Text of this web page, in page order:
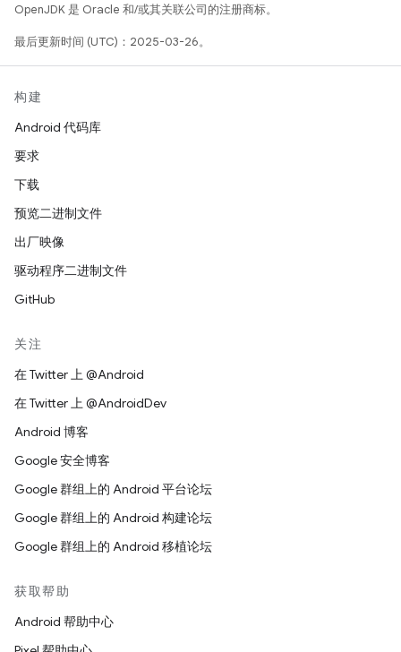
OpenJDK 是 Oracle 和/或其关联公司的注册商标。
最后更新时间 (UTC)：2025-03-26。
构建
Android 代码库
要求
下载
预览二进制文件
出厂映像
驱动程序二进制文件
GitHub
关注
在 Twitter 上 @Android
在 Twitter 上 @AndroidDev
Android 博客
Google 安全博客
Google 群组上的 Android 平台论坛
Google 群组上的 Android 构建论坛
Google 群组上的 Android 移植论坛
获取帮助
Android 帮助中心